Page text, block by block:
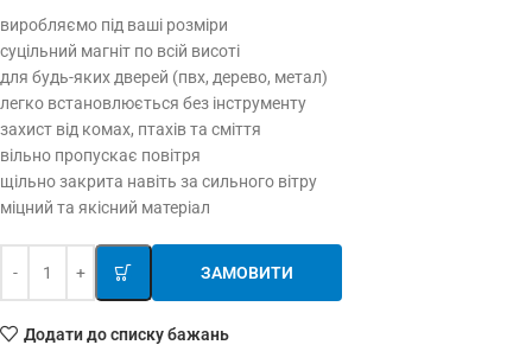
виробляємо під ваші розміри
суцільний магніт по всій висоті
для будь-яких дверей (пвх, дерево, метал)
легко встановлюється без інструменту
захист від комах, птахів та сміття
вільно пропускає повітря
щільно закрита навіть за сильного вітру
міцний та якісний матеріал
ЗАМОВИТИ
Додати до списку бажань